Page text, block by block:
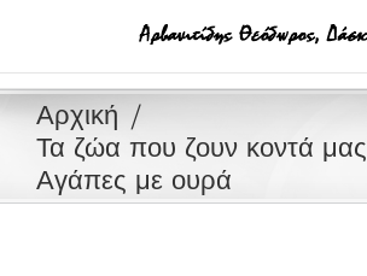
Αρχική
Τα ζώα που ζουν κοντά μας
Αγάπες με ουρά